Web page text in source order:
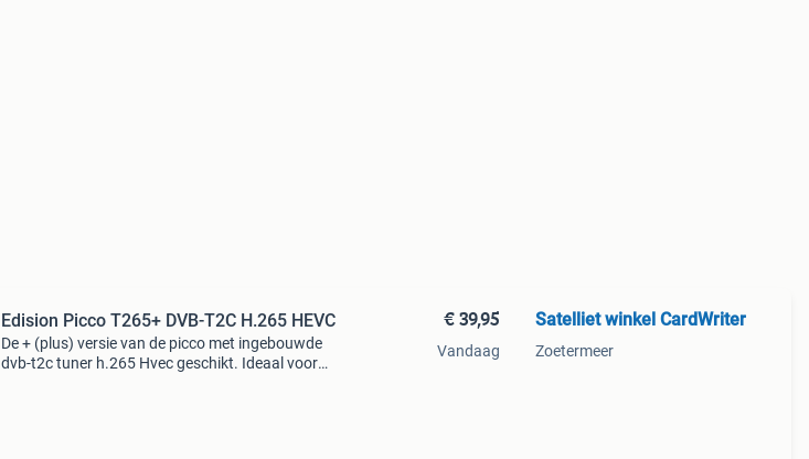
Edision Picco T265+ DVB-T2C H.265 HEVC
De + (plus) versie van de picco met ingebouwde
dvb-t2c tuner h.265 Hvec geschikt. Ideaal voor
€ 39,95
Vandaag
Satelliet winkel CardWriter
Zoetermeer